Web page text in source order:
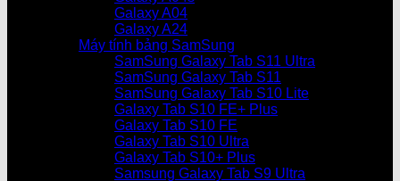
Galaxy A04
Galaxy A24
Máy tính bảng SamSung
SamSung Galaxy Tab S11 Ultra
SamSung Galaxy Tab S11
SamSung Galaxy Tab S10 Lite
Galaxy Tab S10 FE+ Plus
Galaxy Tab S10 FE
Galaxy Tab S10 Ultra
Galaxy Tab S10+ Plus
Samsung Galaxy Tab S9 Ultra